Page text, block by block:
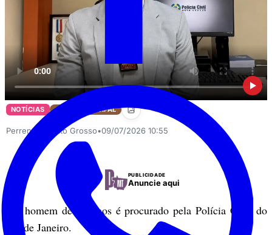
NOTÍCIAS VÍDEO PRINCIPAL
Perrengue Mato Grosso•09/07/2026 10:55
PUBLICIDADE
Anuncie aqui
Um homem de 24 anos é procurado pela Polícia Civil do
Rio de Janeiro.